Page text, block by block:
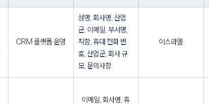
CRM 플랫폼 운영
성명, 회사명, 산업
군, 이메일, 부서명,
직함, 휴대 전화 번
호, 산업군, 회사 규
모, 문의사항
이스라엘
이메일, 회사명, 휴